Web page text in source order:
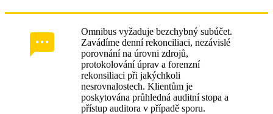
Omnibus vyžaduje bezchybný subúčet.
Zavádíme denní rekonciliaci, nezávislé
porovnání na úrovni zdrojů,
protokolování úprav a forenzní
rekonsiliaci při jakýchkoli
nesrovnalostech. Klientům je
poskytována průhledná auditní stopa a
přístup auditora v případě sporu.